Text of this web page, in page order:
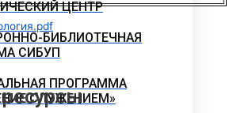
ЦЕНТР
БИБЛИОТЕЧНАЯ
СИБУП
ПРОГРАММА
СЛУЖЕНИЕМ»